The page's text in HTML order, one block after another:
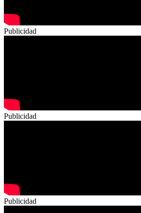
Publicidad
Publicidad
Publicidad